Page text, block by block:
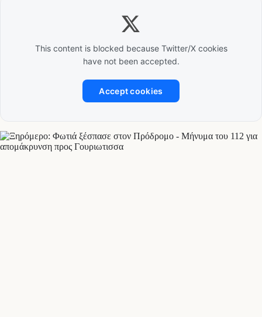
This content is blocked because Twitter/X cookies
have not been accepted.
Accept cookies